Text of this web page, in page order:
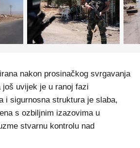
nakon prosinačkog svrgavanja
još uvijek je u ranoj fazi
i sigurnosna struktura je slaba,
s ozbiljnim izazovima u
stvarnu kontrolu nad